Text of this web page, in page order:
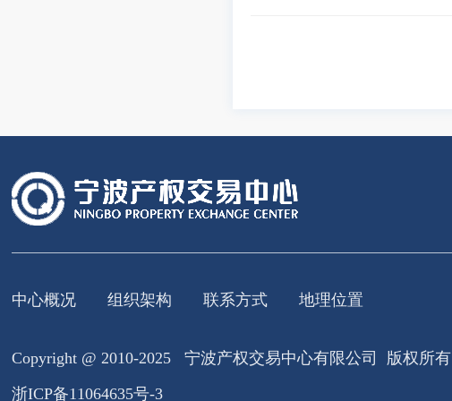
中心概况 组织架构 联系方式 地理位置
Copyright @ 2010-2025 宁波产权交易中心有限公司 版权所有
浙ICP备11064635号-3